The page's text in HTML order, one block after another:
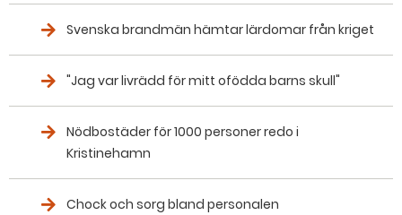
Svenska brandmän hämtar lärdomar från kriget
"Jag var livrädd för mitt ofödda barns skull"
Nödbostäder för 1000 personer redo i
Kristinehamn
Chock och sorg bland personalen